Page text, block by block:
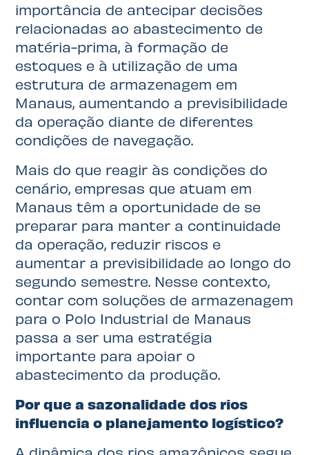
importância de antecipar decisões
relacionadas ao abastecimento de
matéria-prima, à formação de
estoques e à utilização de uma
estrutura de armazenagem em
Manaus, aumentando a previsibilidade
da operação diante de diferentes
condições de navegação.
Mais do que reagir às condições do
cenário, empresas que atuam em
Manaus têm a oportunidade de se
preparar para manter a continuidade
da operação, reduzir riscos e
aumentar a previsibilidade ao longo do
segundo semestre. Nesse contexto,
contar com soluções de armazenagem
para o Polo Industrial de Manaus
passa a ser uma estratégia
importante para apoiar o
abastecimento da produção.
Por que a sazonalidade dos rios
influencia o planejamento logístico?